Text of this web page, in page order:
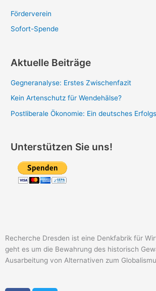
Förderverein
Sofort-Spende
Aktuelle Beiträge
Gegneranalyse: Erstes Zwischenfazit
Kein Artenschutz für Wendehälse?
Postliberale Ökonomie: Ein deutsches
Unterstützen Sie uns!
Recherche Dresden ist eine Denkfabrik für
geht es um die Bewahrung des historisch
Ausarbeitung von Alternativen zum